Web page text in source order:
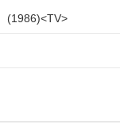
1986 TV